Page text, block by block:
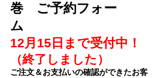
巻 ご予約フォー
ム
12月15日まで受付中！
（終了しました）
ご注文＆お支払いの確認ができたお客